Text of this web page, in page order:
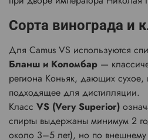
Сорта винограда и
Для Camus VS используются
Бланш и Коломбар —
региона Коньяк, дающих сухое,
подходящее для дистилляции.
Класс VS (Very Superior)
спирты выдержаны минимум 2
около 3–5 лет), но по внешнему